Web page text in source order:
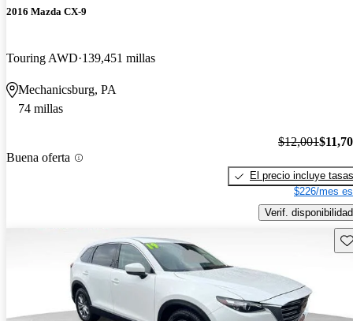
2016 Mazda CX-9
Touring AWD 139,451 millas
Mechanicsburg, PA
74 millas
Buena oferta
$12,001
El precio incluye tasas
$226/mes
Verif. disponibilidad